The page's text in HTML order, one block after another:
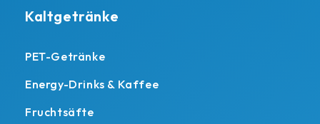
Kaltgetränke
PET-Getränke
Energy-Drinks & Kaffee
Fruchtsäfte